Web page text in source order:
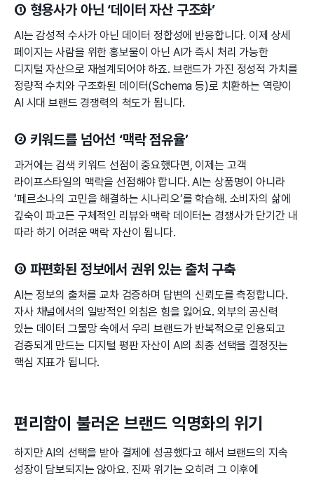
① 형용사가 아닌 ‘데이터 자산 구조화’
AI는 감성적 수사가 아닌 데이터 정합성에 반응합니다. 이제 상세
페이지는 사람을 위한 홍보물이 아닌 AI가 즉시 처리 가능한
디지털 자산으로 재설계되어야 하죠. 브랜드가 가진 정성적 가치를
정량적 수치와 구조화된 데이터(Schema 등)로 치환하는 역량이
AI 시대 브랜드 경쟁력의 척도가 됩니다.
② 키워드를 넘어선 ‘맥락 점유율’
과거에는 검색 키워드 선점이 중요했다면, 이제는 고객
라이프스타일의 맥락을 선점해야 합니다. AI는 상품명이 아니라
‘페르소나의 고민을 해결하는 시나리오’를 학습해. 소비자의 삶에
깊숙이 파고든 구체적인 리뷰와 맥락 데이터는 경쟁사가 단기간 내
따라 하기 어려운 맥락 자산이 됩니다.
③ 파편화된 정보에서 권위 있는 출처 구축
AI는 정보의 출처를 교차 검증하며 답변의 신뢰도를 측정합니다.
자사 채널에서의 일방적인 외침은 힘을 잃어요. 외부의 공신력
있는 데이터 그물망 속에서 우리 브랜드가 반복적으로 인용되고
검증되게 만드는 디지털 평판 자산이 AI의 최종 선택을 결정짓는
핵심 지표가 됩니다.
편리함이 불러온 브랜드 익명화의 위기
하지만 AI의 선택을 받아 결제에 성공했다고 해서 브랜드의 지속
성장이 담보되지는 않아요. 진짜 위기는 오히려 그 이후에